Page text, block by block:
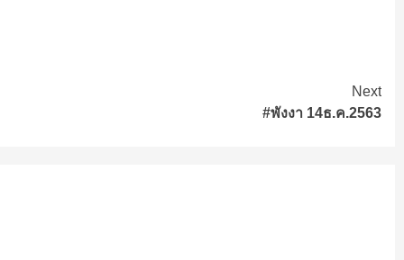
Next
#พังงา 14ธ.ค.2563